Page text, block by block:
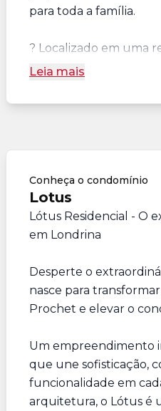
para toda a família.
? Localizado em uma
Leia mais
Conheça o condomínio
Lotus
Lótus Residencial - O
em Londrina
Desperte o
nasce para
Prochet e elevar o
Um empreendimento
que une sofisticação,
funcionalidade em
arquitetura, o Lótus é